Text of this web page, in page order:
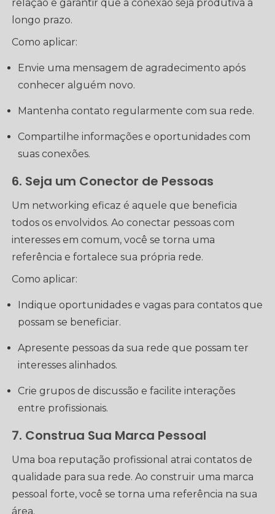
relação e garantir que a conexão seja produtiva a
longo prazo.
Como aplicar:
Envie uma mensagem de agradecimento após
conhecer alguém novo.
Mantenha contato regularmente com sua rede.
Compartilhe informações e oportunidades com
suas conexões.
6. Seja um Conector de Pessoas
Um networking eficaz é aquele que beneficia
todos os envolvidos. Ao conectar pessoas com
interesses em comum, você se torna uma
referência e fortalece sua própria rede.
Como aplicar:
Indique oportunidades e vagas para contatos que
possam se beneficiar.
Apresente pessoas da sua rede que possam ter
interesses alinhados.
Crie grupos de discussão e facilite interações
entre profissionais.
7. Construa Sua Marca Pessoal
Uma boa reputação profissional atrai contatos de
qualidade para sua rede. Ao construir uma marca
pessoal forte, você se torna uma referência na sua
área.